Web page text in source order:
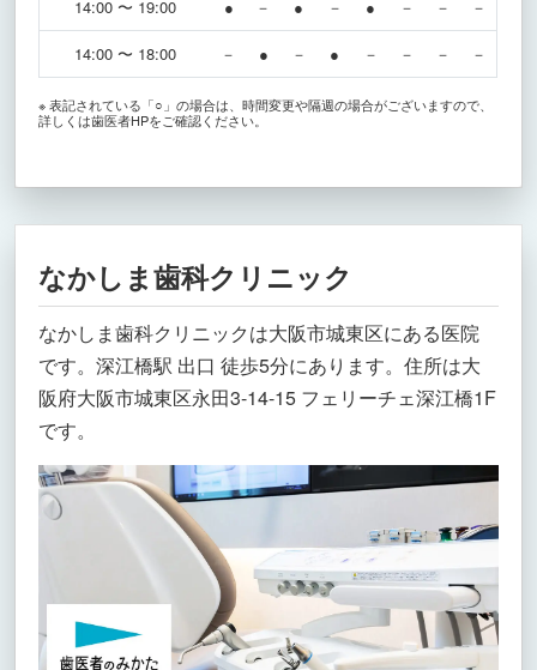
14:00 〜 19:00 ● － ● － ● － － －
14:00 〜 18:00 － ● － ● － － － －
※ 表記されている「○」の場合は、時間変更や隔週の場合がございますので、
詳しくは歯医者HPをご確認ください。
なかしま歯科クリニック
なかしま歯科クリニックは大阪市城東区にある医院
です。深江橋駅 出口 徒歩5分にあります。住所は大
阪府大阪市城東区永田3-14-15 フェリーチェ深江橋1F
です。